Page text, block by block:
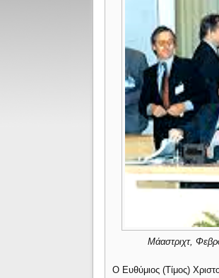
Μάαστριχτ,
Ο Ευθύμιος (Τίμος)